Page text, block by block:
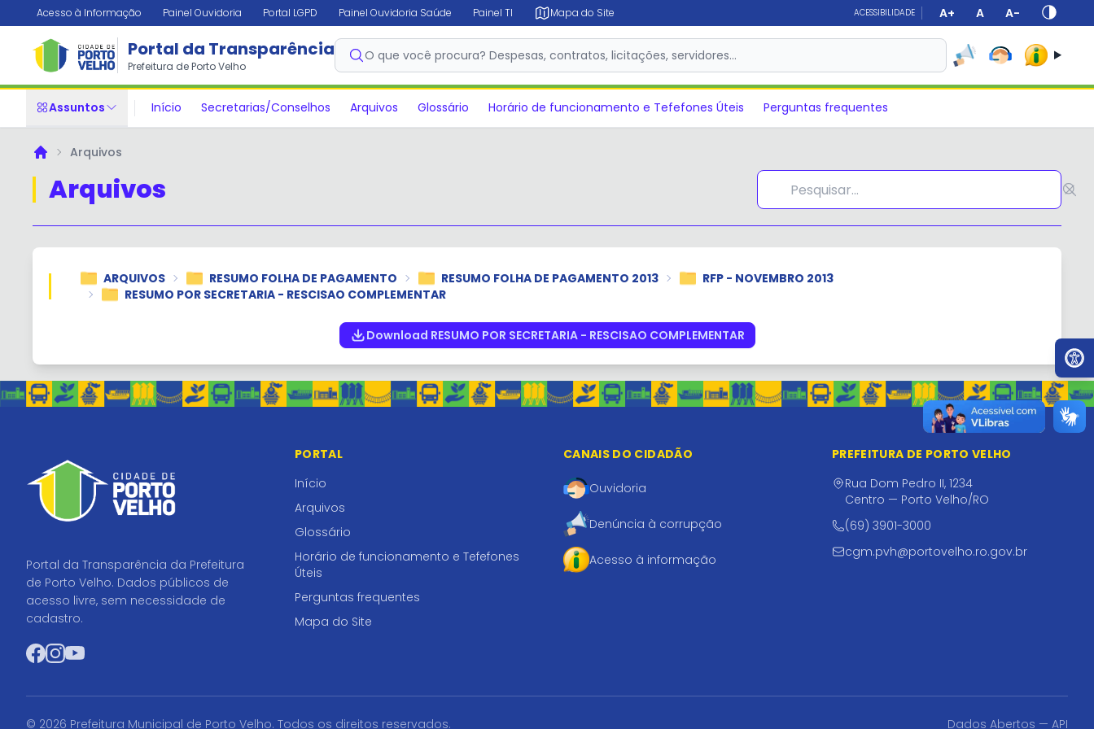
Acesso à Informação Painel Ouvidoria Portal LGPD Painel Ouvidoria Saúde Painel TI Mapa do Site ACESSIBILIDADE A+ A A-
Portal da Transparência
Prefeitura de Porto Velho
O que você procura? Despesas, contratos, licitações, servidores…
Assuntos Início Secretarias/Conselhos Arquivos Glossário Horário de funcionamento e Tefefones Úteis Perguntas frequentes
PrincipalArquivos
Arquivos
ARQUIVOS RESUMO FOLHA DE PAGAMENTO RESUMO FOLHA DE PAGAMENTO 2013
RFP - NOVEMBRO 2013
RESUMO POR SECRETARIA - RESCISAO COMPLEMENTAR
Download RESUMO POR SECRETARIA - RESCISAO COMPLEMENTAR
Portal da Transparência da Prefeitura
de Porto Velho. Dados públicos de
acesso livre, sem necessidade de
cadastro.
Facebook
Instagram
YouTube
PORTAL
Início
Arquivos
Glossário
Horário de funcionamento e Tefefones
Úteis
Perguntas frequentes
Mapa do Site
CANAIS DO CIDADÃO
Ouvidoria
Denúncia à corrupção
Acesso à informação
PREFEITURA DE PORTO VELHO
Rua Dom Pedro II, 1234
Centro — Porto Velho/RO
(69) 3901-3000
cgm.pvh@portovelho.ro.gov.br
© 2026 Prefeitura Municipal de Porto Velho. Todos os direitos reservados. Dados Abertos — API
✕
Ir